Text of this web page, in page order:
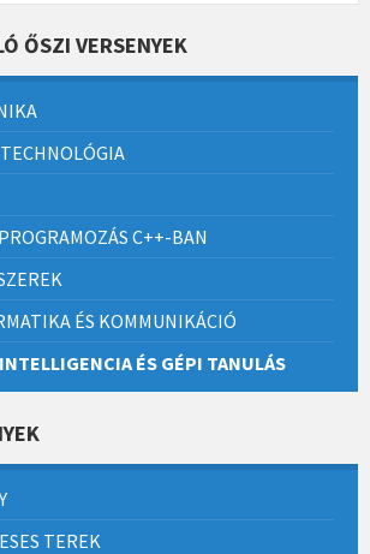
ŐSZI VERSENYEK
C++-BAN
ÉS KOMMUNIKÁCIÓ
ÉS GÉPI TANULÁS
TEREK